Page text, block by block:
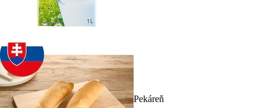
Pekáreň